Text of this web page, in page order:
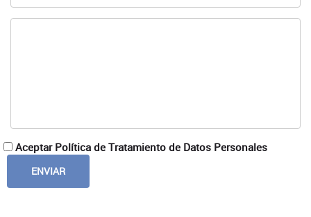
Aceptar Política de Tratamiento de Datos Personales